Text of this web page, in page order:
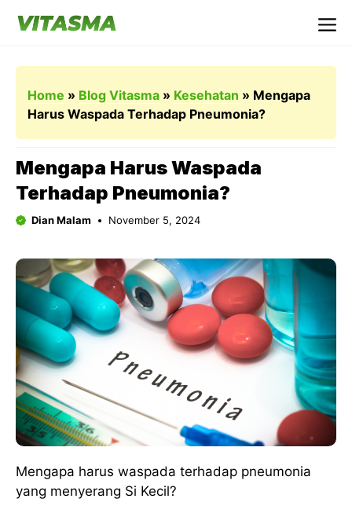
Home » Blog Vitasma » Kesehatan » Mengapa
Harus Waspada Terhadap Pneumonia?
Mengapa Harus Waspada
Terhadap Pneumonia?
Dian Malam November 5, 2024
Mengapa harus waspada terhadap pneumonia
yang menyerang Si Kecil?